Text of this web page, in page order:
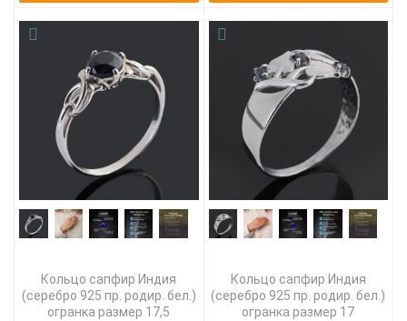
Кольцо сапфир Индия
(серебро 925 пр. родир. бел.)
огранка размер 17,5
Кольцо сапфир Индия
(серебро 925 пр. родир. бел.)
огранка размер 17